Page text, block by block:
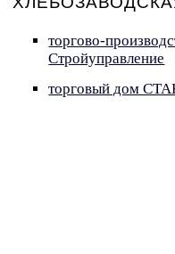
торгово-
Стройуправление
торговый дом